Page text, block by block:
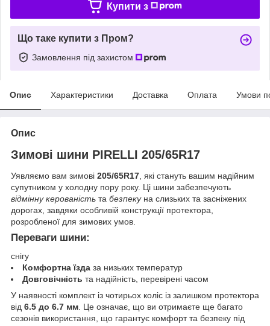
Купити з
Що таке купити з Пром?
Замовлення під захистом
Опис Характеристики Доставка Оплата Умови
Опис
Зимові шини PIRELLI 205/65R17
Уявляємо вам зимові 205/65R17, які стануть вашим надійним
супутником у холодну пору року. Ці шини забезпечують
відмінну керованість та безпекуна слизьких та засніжених
дорогах, завдяки особливій конструкції протектора,
розробленої для зимових умов.
Переваги шини:
снігу
Комфортна їзда за низьких температур
Довговічність та надійність, перевірені часом
У наявності комплект із чотирьох коліс із залишком протектора
від 6.5 до 6.7 мм. Це означає, що ви отримаєте ще багато
сезонів використання, що гарантує комфорт та безпеку під